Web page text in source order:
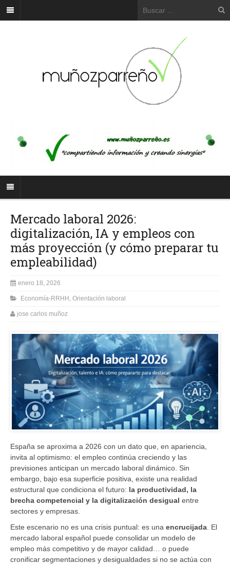
Mercado laboral 2026:
digitalización, IA y empleos con
más proyección (y cómo preparar tu
empleabilidad)
enero 18, 2026
Economía-RRHH Orientación laboral
jose carlos muñoz
España se aproxima a 2026 con un dato que, en apariencia,
invita al optimismo: el empleo continúa creciendo y las
previsiones anticipan un mercado laboral dinámico. Sin
embargo, bajo esa superficie positiva, existe una realidad
estructural que condiciona el futuro: la productividad, la
brecha competencial y la digitalización desigual entre
sectores y empresas.
Este escenario no es una crisis puntual: es una encrucijada . El
mercado laboral español puede consolidar un modelo de
empleo más competitivo y de mayor calidad… o puede
cronificar segmentaciones y desigualdades si no se actúa con